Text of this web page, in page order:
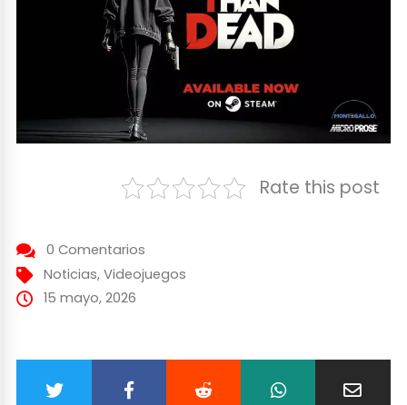
Rate this post
0 Comentarios
Noticias, Videojuegos
15 mayo, 2026